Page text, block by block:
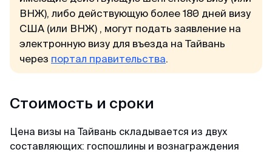
ВНЖ), либо действующую более 180 дней визу
США (или ВНЖ) , могут подать заявление на
электронную визу для въезда на Тайвань
через портал правительства.
Стоимость и сроки
Цена визы на Тайвань складывается из двух
составляющих: госпошлины и вознаграждения